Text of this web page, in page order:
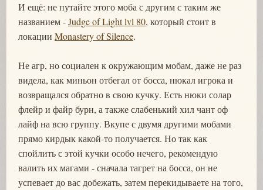
И ещё: не путайте этого моба с другим с таким же
названием -Judge of Light lvl 80, который стоит в
локации Monastery of Silence.
Не агр, но социален к окружающим мобам, даже не раз
видела, как миньон отбегал от босса, нюкал игрока и
возвращался обратно в свою кучку. Есть нюки солар
флейр и файр бурн, а также слабенький хил чант оф
лайф на всю группу. Вкупе с двумя другими мобами
прямо кирдык какой-то получается. Но так как
спойлить с этой кучки особо нечего, рекомендую
валить их магами - сначала тагрет на босса, он не
успевает до вас добежать, затем перекидываете на того,